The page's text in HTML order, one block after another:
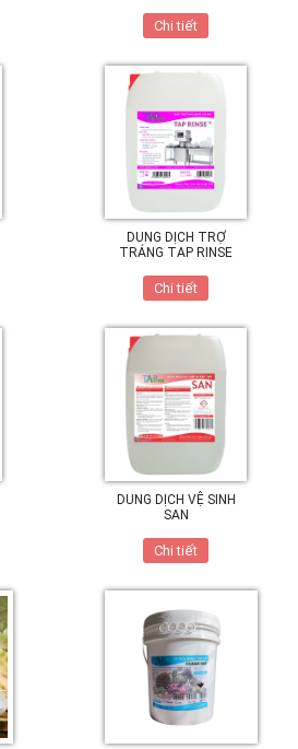
Chi tiết
DUNG DỊCH TRỢ
TRÁNG TAP RINSE
Chi tiết
DUNG DỊCH VỆ SINH
SAN
Chi tiết